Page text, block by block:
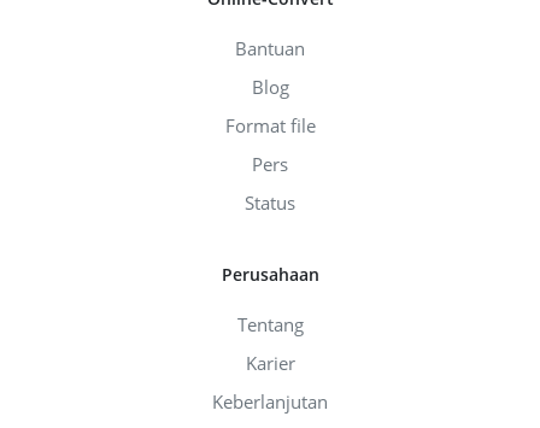
Bantuan
Blog
Format file
Pers
Status
Perusahaan
Tentang
Karier
Keberlanjutan